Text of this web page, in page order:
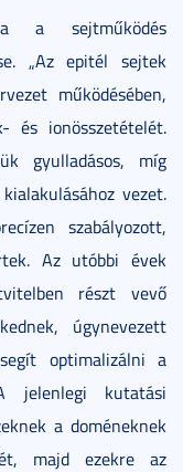
a sejtműködés
„Az epitél sejtek
működésében,
és ionösszetételét.
gyulladásos, míg
vezet.
szabályozott,
Az utóbbi évek
részt vevő
úgynevezett
optimalizálni a
jelenlegi kutatási
a doméneknek
majd ezekre az